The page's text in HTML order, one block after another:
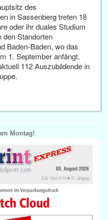
des
in Sassenberg treten 18
oder ihr duales Studium
den Standorten
Baden-Baden, wo das
1. September anfängt.
112 Auszubildende in
Montag!